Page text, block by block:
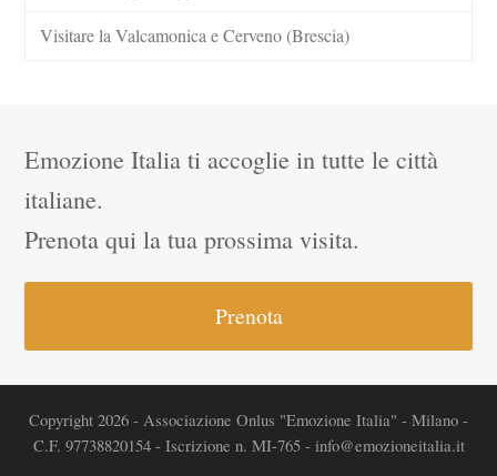
Visitare la Valcamonica e Cerveno (Brescia)
Emozione Italia ti accoglie in tutte le città
italiane.
Prenota qui la tua prossima visita.
Prenota
Copyright 2026 - Associazione Onlus "Emozione Italia" - Milano -
C.F. 97738820154 - Iscrizione n. MI-765 - info@emozioneitalia.it